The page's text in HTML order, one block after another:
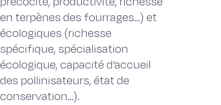
en terpènes des fourrages...) et
écologiques (richesse
spécifique, spécialisation
écologique, capacité d’accueil
des pollinisateurs, état de
conservation...).